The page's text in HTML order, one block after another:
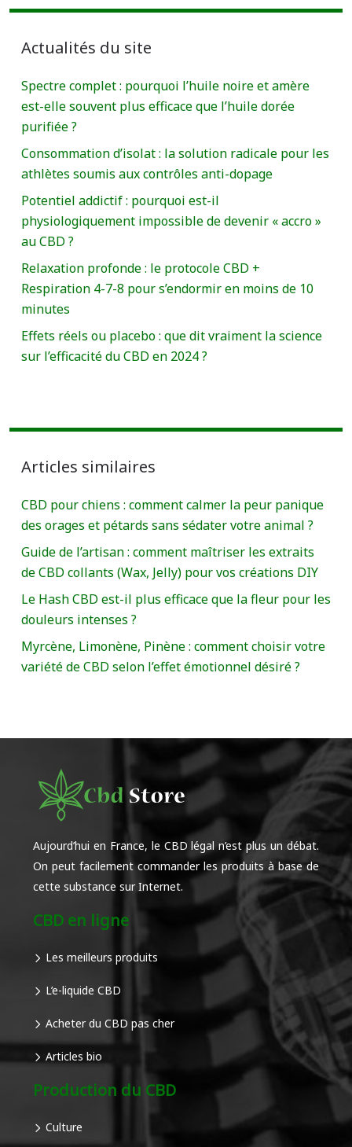
Actualités du site
Spectre complet : pourquoi l’huile noire et amère
est-elle souvent plus efficace que l’huile dorée
purifiée ?
Consommation d’isolat : la solution radicale pour les
athlètes soumis aux contrôles anti-dopage
Potentiel addictif : pourquoi est-il
physiologiquement impossible de devenir « accro »
au CBD ?
Relaxation profonde : le protocole CBD +
Respiration 4-7-8 pour s’endormir en moins de 10
minutes
Effets réels ou placebo : que dit vraiment la science
sur l’efficacité du CBD en 2024 ?
Articles similaires
CBD pour chiens : comment calmer la peur panique
des orages et pétards sans sédater votre animal ?
Guide de l’artisan : comment maîtriser les extraits
de CBD collants (Wax, Jelly) pour vos créations DIY
Le Hash CBD est-il plus efficace que la fleur pour les
douleurs intenses ?
Myrcène, Limonène, Pinène : comment choisir votre
variété de CBD selon l’effet émotionnel désiré ?
Aujourd’hui en France, le CBD légal n’est plus un débat.
On peut facilement commander les produits à base de
cette substance sur Internet.
CBD en ligne
Les meilleurs produits
L’e-liquide CBD
Acheter du CBD pas cher
Articles bio
Production du CBD
Culture